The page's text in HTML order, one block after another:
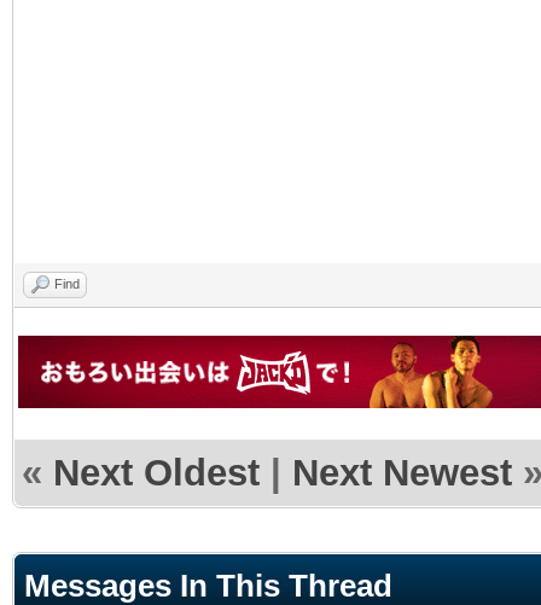
Find
« Next Oldest | Next Newest
Messages In This Thread